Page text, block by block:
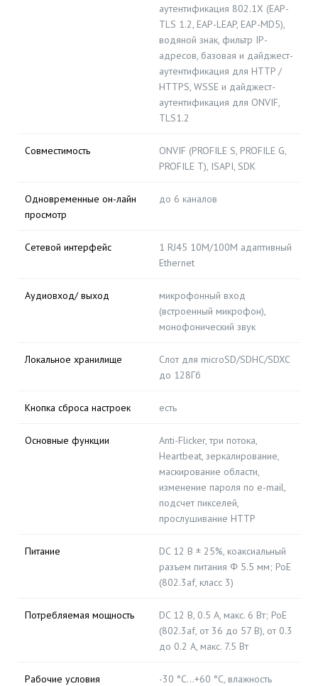
аутентификация 802.1X (EAP-
TLS 1.2, EAP-LEAP, EAP-MD5),
водяной знак, фильтр IP-
адресов, базовая и дайджест-
аутентификация для HTTP /
HTTPS, WSSE и дайджест-
аутентификация для ONVIF,
TLS1.2
Совместимость
ONVIF (PROFILE S, PROFILE G,
PROFILE T), ISAPI, SDK
Одновременные он-лайн
просмотр
до 6 каналов
Сетевой интерфейс
1 RJ45 10M/100M адаптивный
Ethernet
Аудиовход/ выход
микрофонный вход
(встроенный микрофон),
монофонический звук
Локальное хранилище
Слот для microSD/SDHC/SDXC
до 128Гб
Кнопка сброса настроек есть
Основные функции
Anti-Flicker, три потока,
Heartbeat, зеркалирование,
маскирование области,
изменение пароля по e-mail,
подсчет пикселей,
прослушивание HTTP
Питание
DC 12 В ± 25%, коаксиальный
разъем питания Φ 5.5 мм; PoE
(802.3af, класс 3)
Потребляемая мощность
DC 12 В, 0.5 A, макс. 6 Вт; PoE
(802.3af, от 36 до 57 В), от 0.3
до 0.2 A, макс. 7.5 Вт
Рабочие условия
-30 °C…+60 °C, влажность